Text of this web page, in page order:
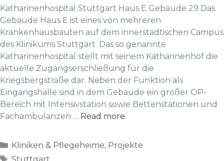
Katharinenhospital Stuttgart Haus E Gebäude 29 Das
Gebäude Haus E ist eines von mehreren
Krankenhausbauten auf dem innerstädtischen Campus
des Klinikums Stuttgart. Das so genannte
Katharinenhospital stellt mit seinem Katharinenhof die
aktuelle Zugangserschließung für die
Kriegsbergstraße dar. Neben der Funktion als
Eingangshalle sind in dem Gebäude ein großer OP-
Bereich mit Intensivstation sowie Bettenstationen und
Fachambulanzen … Read more
Categories
Kliniken & Pflegeheime, Projekte
Tags